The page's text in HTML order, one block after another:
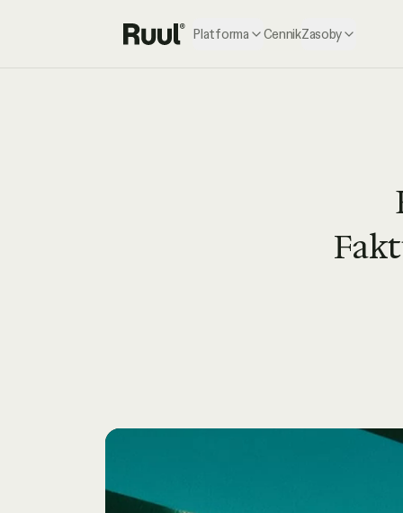
Strona główna Ruul
Platforma CennikZasoby